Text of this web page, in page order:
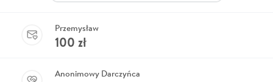
Przemysław
100 zł
Anonimowy Darczyńca